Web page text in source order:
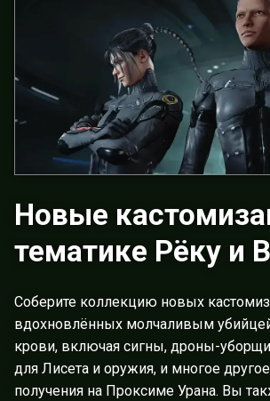
Новые
тематике Рёку и
Соберите коллекцию новых
вдохновлённых молчаливым
крови, включая сигны, дроны-
для Лисета и оружия, и многое
получения на Проксиме Урана. Вы